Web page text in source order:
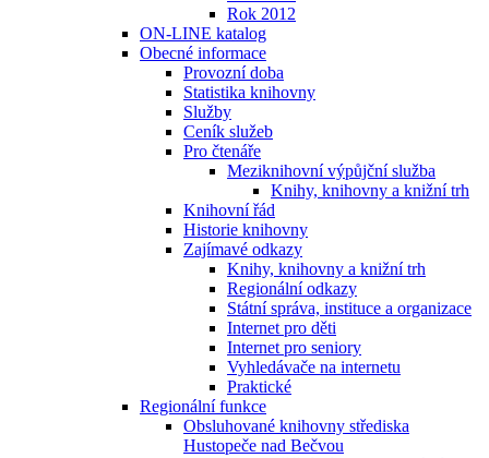
Rok 2012
ON-LINE katalog
Obecné informace
Provozní doba
Statistika knihovny
Služby
Ceník služeb
Pro čtenáře
Meziknihovní výpůjční služba
Knihy, knihovny a knižní trh
Knihovní řád
Historie knihovny
Zajímavé odkazy
Knihy, knihovny a knižní trh
Regionální odkazy
Státní správa, instituce a organizace
Internet pro děti
Internet pro seniory
Vyhledávače na internetu
Praktické
Regionální funkce
Obsluhované knihovny střediska
Hustopeče nad Bečvou